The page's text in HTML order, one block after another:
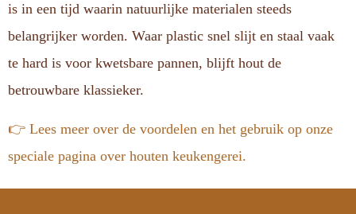
is in een tijd waarin natuurlijke materialen steeds
belangrijker worden. Waar plastic snel slijt en staal vaak
te hard is voor kwetsbare pannen, blijft hout de
betrouwbare klassieker.
👉 Lees meer over de voordelen en het gebruik op onze
speciale pagina over houten keukengerei.